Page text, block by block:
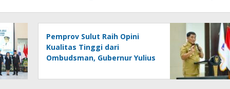
Pemprov Sulut Raih Opini
Kualitas Tinggi dari
Ombudsman, Gubernur Yulius
Biasa, Tolak Ukur Pemerintah